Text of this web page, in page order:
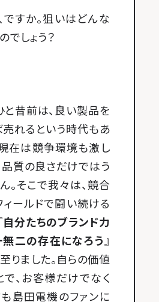
、ですか。狙いはどんな
でしょう？
と昔前は、良い製品を
れるという時代もあ
現在は競争環境も激し
品質の良さだけではう
。そこで我々は、競合
ールドで闘い続ける
自分たちのブランド力
無二の存在になろう 』
りました。自らの価値
、お客様だけでなく
島田電機のファンに